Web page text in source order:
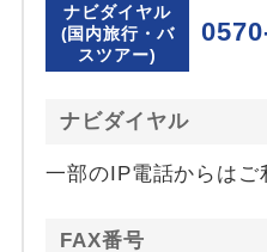
ナビダイヤル
(国内旅行・バ
スツアー)
ナビダイヤル
一部のIP電話からはご
FAX番号